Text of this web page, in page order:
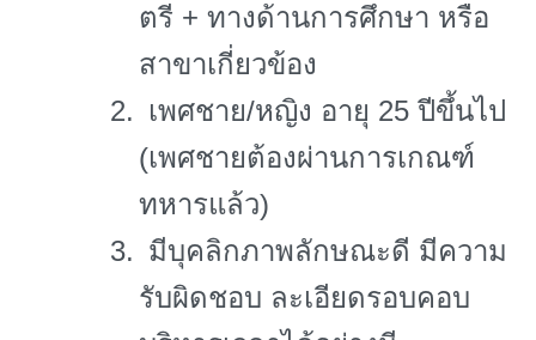
ตรี + ทางด้านการศึกษา หรือ
สาขาเกี่ยวข้อง
2. เพศชาย/หญิง อายุ 25 ปีขึ้นไป
(เพศชายต้องผ่านการเกณฑ์
ทหารแล้ว)
3. มีบุคลิกภาพลักษณะดี มีความ
รับผิดชอบ ละเอียดรอบคอบ